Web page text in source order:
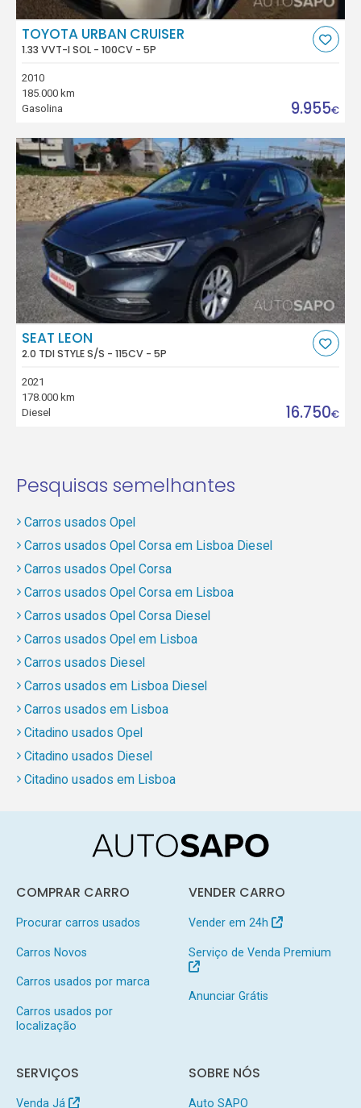
TOYOTA URBAN CRUISER
1.33 VVT-I SOL - 100CV - 5P
2010
185.000 km
Gasolina
9.955€
SEAT LEON
2.0 TDI STYLE S/S - 115CV - 5P
2021
178.000 km
Diesel
16.750€
Pesquisas semelhantes
Carros usados Opel
Carros usados Opel Corsa em Lisboa Diesel
Carros usados Opel Corsa
Carros usados Opel Corsa em Lisboa
Carros usados Opel Corsa Diesel
Carros usados Opel em Lisboa
Carros usados Diesel
Carros usados em Lisboa Diesel
Carros usados em Lisboa
Citadino usados Opel
Citadino usados Diesel
Citadino usados em Lisboa
COMPRAR CARRO
Procurar carros usados
Carros Novos
Carros usados por marca
Carros usados por
localização
VENDER CARRO
Vender em 24h
Serviço de Venda Premium
Anunciar Grátis
SERVIÇOS
Venda Já
SOBRE NÓS
Auto SAPO